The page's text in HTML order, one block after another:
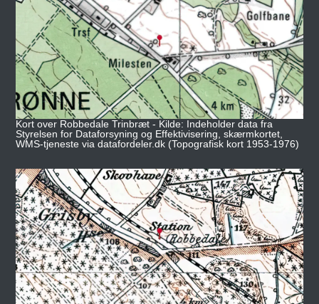
Kort over Robbedale Trinbræt - Kilde: Indeholder data fra
Styrelsen for Dataforsyning og Effektivisering, skærmkortet,
WMS-tjeneste via datafordeler.dk (Topografisk kort 1953-1976)